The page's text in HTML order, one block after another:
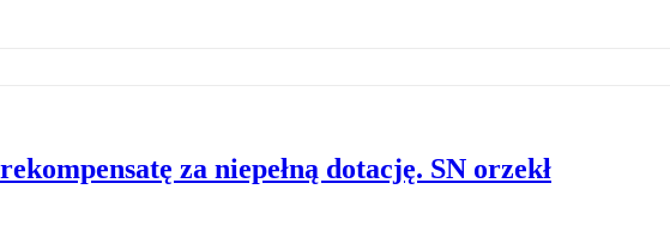
za niepełną dotację. SN orzekł